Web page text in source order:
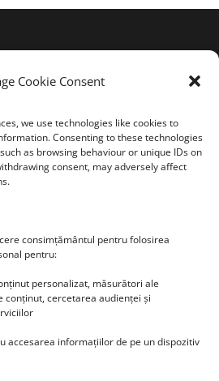
Cookie Consent
we use technologies like cookies to
Consenting to these technologies
as browsing behaviour or unique IDs on
consent, may adversely affect
consimțământul pentru folosirea
pentru:
personalizat, măsurători ale
conținut, cercetarea audienței și
accesarea informațiilor de pe un dispozitiv